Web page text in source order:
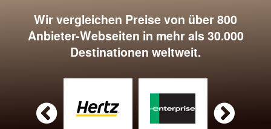
Wir vergleichen Preise von über 800
Anbieter-Webseiten in mehr als 30.000
Destinationen weltweit.
 